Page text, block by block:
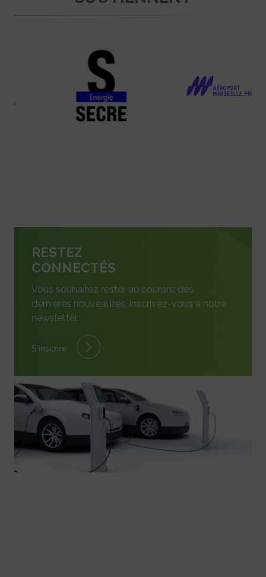
RESTEZ
CONNECTÉS
Vous souhaitez rester au courant des
dernières nouveautés, inscrivez-vous à notre
newsletter.
S'inscrire